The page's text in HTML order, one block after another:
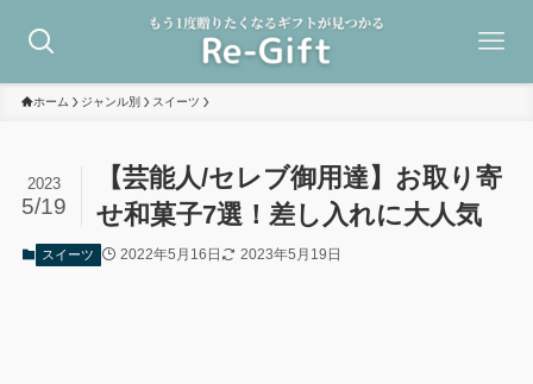
ホーム ジャンル別 スイーツ
【芸能人/セレブ御用達】お取り寄
せ和菓子7選！差し入れに大人気
2023
5/19
スイーツ 2022年5月16日 2023年5月19日